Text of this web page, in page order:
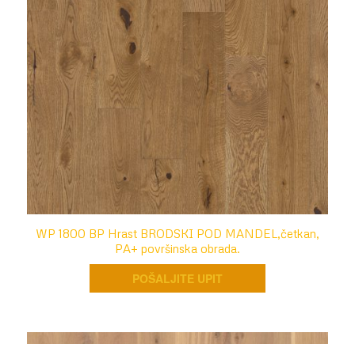
WP 1800 BP Hrast BRODSKI POD MANDEL,četkan,
PA+ površinska obrada.
POŠALJITE UPIT